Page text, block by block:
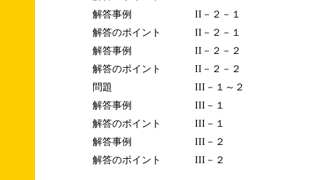
解答事例
II－２－１
解答のポイント
II－２－１
解答事例
II－２－２
解答のポイント
II－２－２
問題
III－１～２
解答事例
III－１
解答のポイント
III－１
解答事例
III－２
解答のポイント
III－２